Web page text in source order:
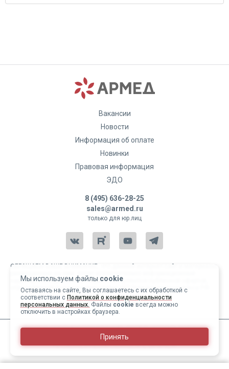
Мы используем файлы cookie
Оставаясь на сайте, Вы соглашаетесь с их обработкой с
соответствии с Политикой о конфиденциальности
персональных данных. Файлы cookie всегда можно
отключить в настройках браузера.
Принять
Вакансии
Новости
Информация об оплате
Новинки
Правовая информация
ЭДО
8 (495) 636-28-25
sales@armed.ru
только для юр.лиц
ОБРАЩАЕМ ВАШЕ ВНИМАНИЕ, что данный интернет-сайт и материалы,
характер и ни при каких условиях не являются публичной офертой,
определяемой положениями статьи 437 Гражданского кодекса РФ.
Copyright 2004-2026 © Армед
ИМЕЮТСЯ ПРОТИВОПОКАЗАНИЯ, ПЕРЕД ИСПОЛЬЗОВАНИЕМ
НЕОБХОДИМО ОЗНАКОМИТЬСЯ С ИНСТРУКЦИЕЙ И
ПРОКОНСУЛЬТИРОВАТЬСЯ С ВРАЧОМ